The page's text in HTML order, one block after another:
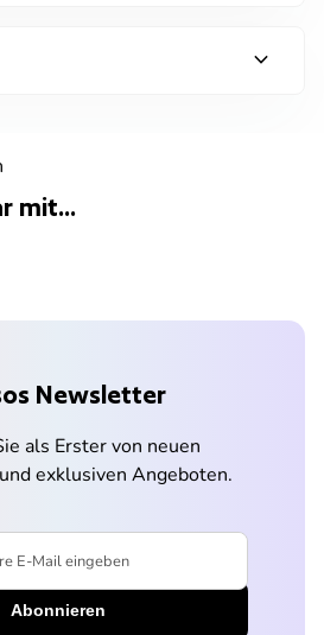
expand_more
mit...
Newsletter
als Erster von neuen
exklusiven Angeboten.